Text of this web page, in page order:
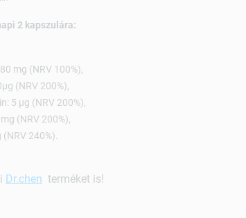
2 kapszulára:
mg (NRV 100%),
(NRV 200%),
5 µg (NRV 200%),
(NRV 200%),
(NRV 240%).
Dr.chen terméket is!